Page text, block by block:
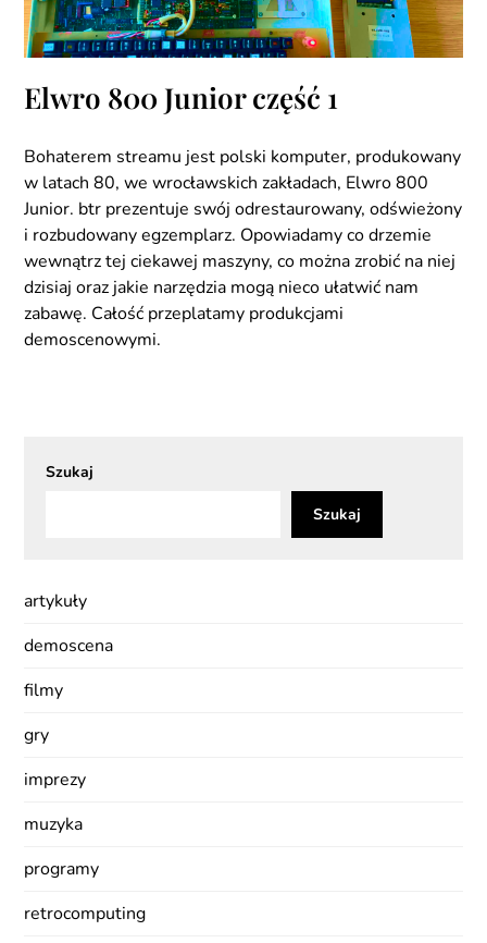
Elwro 800 Junior część 1
Bohaterem streamu jest polski komputer, produkowany
w latach 80, we wrocławskich zakładach, Elwro 800
Junior. btr prezentuje swój odrestaurowany, odświeżony
i rozbudowany egzemplarz. Opowiadamy co drzemie
wewnątrz tej ciekawej maszyny, co można zrobić na niej
dzisiaj oraz jakie narzędzia mogą nieco ułatwić nam
zabawę. Całość przeplatamy produkcjami
demoscenowymi.
Szukaj
Szukaj
artykuły
demoscena
filmy
gry
imprezy
muzyka
programy
retrocomputing